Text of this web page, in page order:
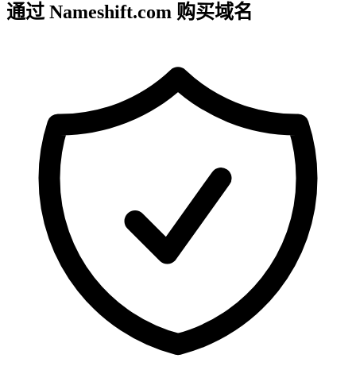
通过 Nameshift.com 购买域名